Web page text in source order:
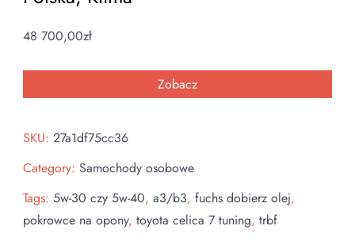
48 700,00zł
Zobacz
SKU: 27a1df75cc36
Category: Samochody osobowe
Tags: 5w-30 czy 5w-40, a3/b3, fuchs dobierz olej,
pokrowce na opony, toyota celica 7 tuning, trbf